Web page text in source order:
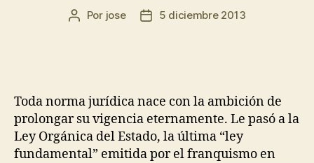
Por jose 5 diciembre 2013
Toda norma jurídica nace con la ambición de
prolongar su vigencia eternamente. Le pasó a la
Ley Orgánica del Estado, la última “ley
fundamental” emitida por el franquismo en